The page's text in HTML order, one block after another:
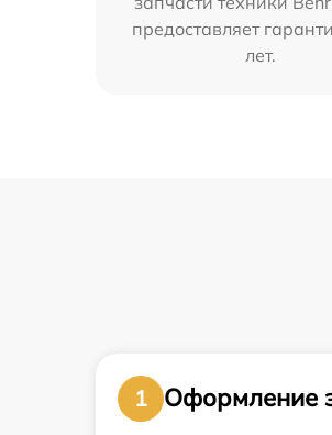
предоставляет
лет.
1
Оформление